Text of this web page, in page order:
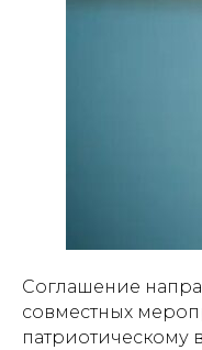
Соглашение
совместных
патриотическому